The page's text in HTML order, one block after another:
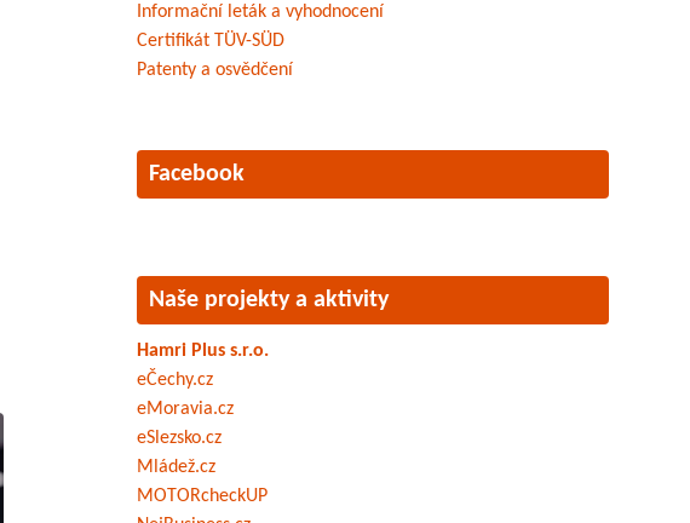
Informační leták a vyhodnocení
Certifikát TÜV-SÜD
Patenty a osvědčení
Facebook
Naše projekty a aktivity
Hamri Plus s.r.o.
eČechy.cz
eMoravia.cz
eSlezsko.cz
Mládež.cz
MOTORcheckUP